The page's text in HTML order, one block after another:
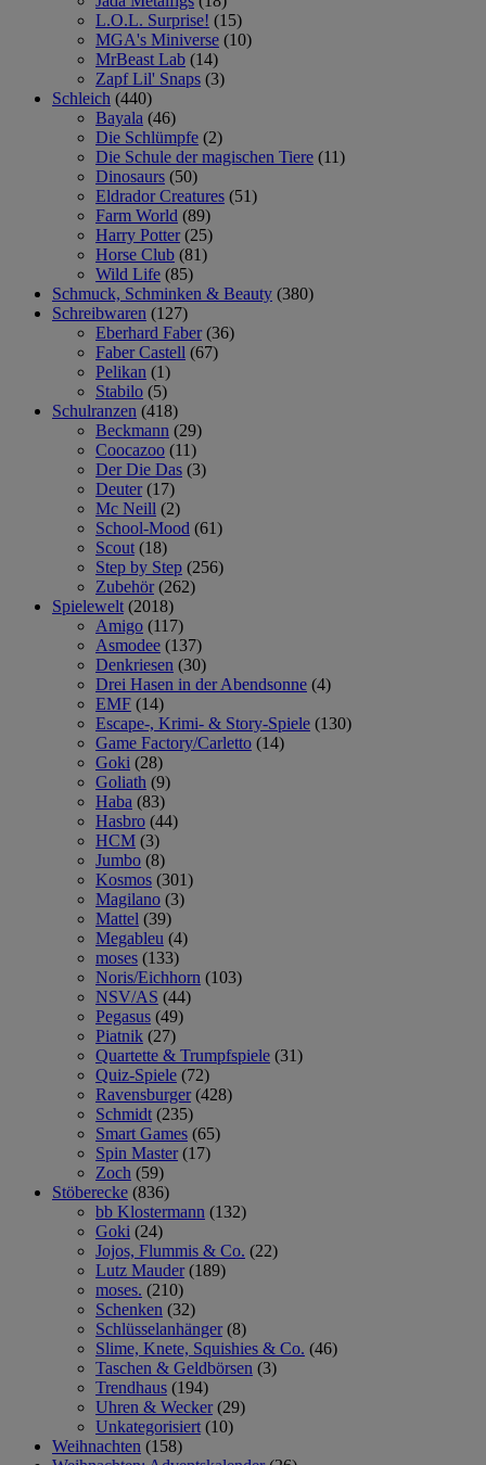
L.O.L. Surprise! (15)
MGA's Miniverse (10)
MrBeast Lab (14)
Zapf Lil' Snaps (3)
Schleich (440)
Bayala (46)
Die Schlümpfe (2)
Die Schule der magischen Tiere (11)
Dinosaurs (50)
Eldrador Creatures (51)
Farm World (89)
Harry Potter (25)
Horse Club (81)
Wild Life (85)
Schmuck, Schminken & Beauty (380)
Schreibwaren (127)
Eberhard Faber (36)
Faber Castell (67)
Pelikan (1)
Stabilo (5)
Schulranzen (418)
Beckmann (29)
Coocazoo (11)
Der Die Das (3)
Deuter (17)
Mc Neill (2)
School-Mood (61)
Scout (18)
Step by Step (256)
Zubehör (262)
Spielewelt (2018)
Amigo (117)
Asmodee (137)
Denkriesen (30)
Drei Hasen in der Abendsonne (4)
EMF (14)
Escape-, Krimi- & Story-Spiele (130)
Game Factory/Carletto (14)
Goki (28)
Goliath (9)
Haba (83)
Hasbro (44)
HCM (3)
Jumbo (8)
Kosmos (301)
Magilano (3)
Mattel (39)
Megableu (4)
moses (133)
Noris/Eichhorn (103)
NSV/AS (44)
Pegasus (49)
Piatnik (27)
Quartette & Trumpfspiele (31)
Quiz-Spiele (72)
Ravensburger (428)
Schmidt (235)
Smart Games (65)
Spin Master (17)
Zoch (59)
Stöberecke (836)
bb Klostermann (132)
Goki (24)
Jojos, Flummis & Co. (22)
Lutz Mauder (189)
moses. (210)
Schenken (32)
Schlüsselanhänger (8)
Slime, Knete, Squishies & Co. (46)
Taschen & Geldbörsen (3)
Trendhaus (194)
Uhren & Wecker (29)
Unkategorisiert (10)
Weihnachten (158)